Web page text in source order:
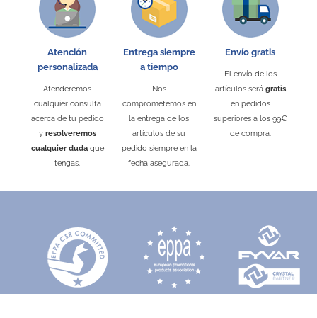
Atención
personalizada
Atenderemos
cualquier consulta
acerca de tu pedido
y resolveremos
cualquier dudaque
tengas.
Entrega siempre
a tiempo
Nos
comprometemos en
la entrega de los
artículos de su
pedido siempre en la
fecha asegurada.
Envío gratis
El envío de los
artículos será gratis
en pedidos
superiores a los 99€
de compra.